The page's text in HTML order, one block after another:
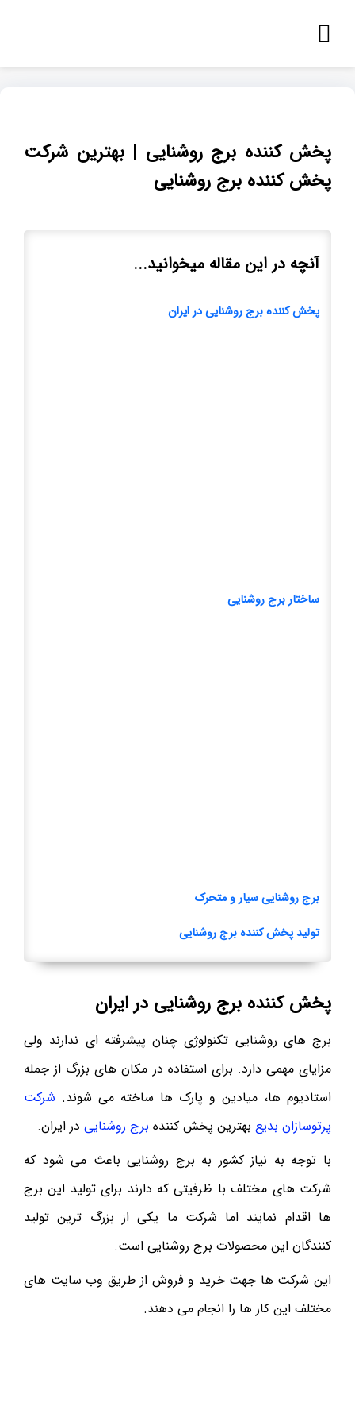
پخش کننده برج روشنایی | بهترین شرکت
پخش کننده برج روشنایی
آنچه در این مقاله میخوانید...
پخش کننده برج روشنایی در ایران
ساختار برج روشنایی
برج روشنایی سیار و متحرک
تولید پخش کننده برج روشنایی
پخش کننده برج روشنایی در ایران
برج های روشنایی تکنولوژی چنان پیشرفته ای ندارند ولی
مزایای مهمی دارد. برای استفاده در مکان های بزرگ از جمله
استادیوم ها، میادین و پارک ها ساخته می شوند. شرکت
پرتوسازان بدیع بهترین پخش کننده برج روشنایی در ایران.
با توجه به نیاز کشور به برج روشنایی باعث می شود که
شرکت های مختلف با ظرفیتی که دارند برای تولید این برج
ها اقدام نمایند اما شرکت ما یکی از بزرگ ترین تولید
کنندگان این محصولات برج روشنایی است.
این شرکت ها جهت خرید و فروش از طریق وب سایت های
مختلف این کار ها را انجام می دهند.